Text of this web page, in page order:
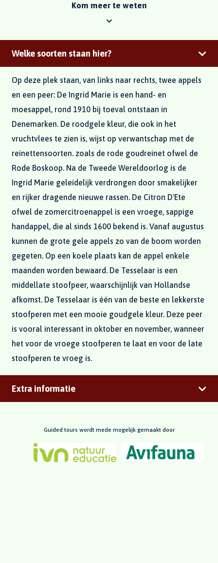
Kom meer te weten
Welke soorten staan hier?
Op deze plek staan, van links naar rechts, twee appels
en een peer: De Ingrid Marie is een hand- en
moesappel, rond 1910 bij toeval ontstaan in
Denemarken. De roodgele kleur, die ook in het
vruchtvlees te zien is, wijst op verwantschap met de
reinettensoorten. zoals de rode goudreinet ofwel de
Rode Boskoop. Na de Tweede Wereldoorlog is de
Ingrid Marie geleidelijk verdrongen door smakelijker
en rijker dragende nieuwe rassen. De Citron D'Ete
ofwel de zomercitroenappel is een vroege, sappige
handappel, die al sinds 1600 bekend is. Vanaf augustus
kunnen de grote gele appels zo van de boom worden
gegeten. Op een koele plaats kan de appel enkele
maanden worden bewaard. De Tesselaar is een
middellate stoofpeer, waarschijnlijk van Hollandse
afkomst. De Tesselaar is één van de beste en lekkerste
stoofperen met een mooie goudgele kleur. Deze peer
is vooral interessant in oktober en november, wanneer
het voor de vroege stoofperen te laat en voor de late
stoofperen te vroeg is.
Extra informatie
Guided tours wordt mede mogelijk gemaakt door